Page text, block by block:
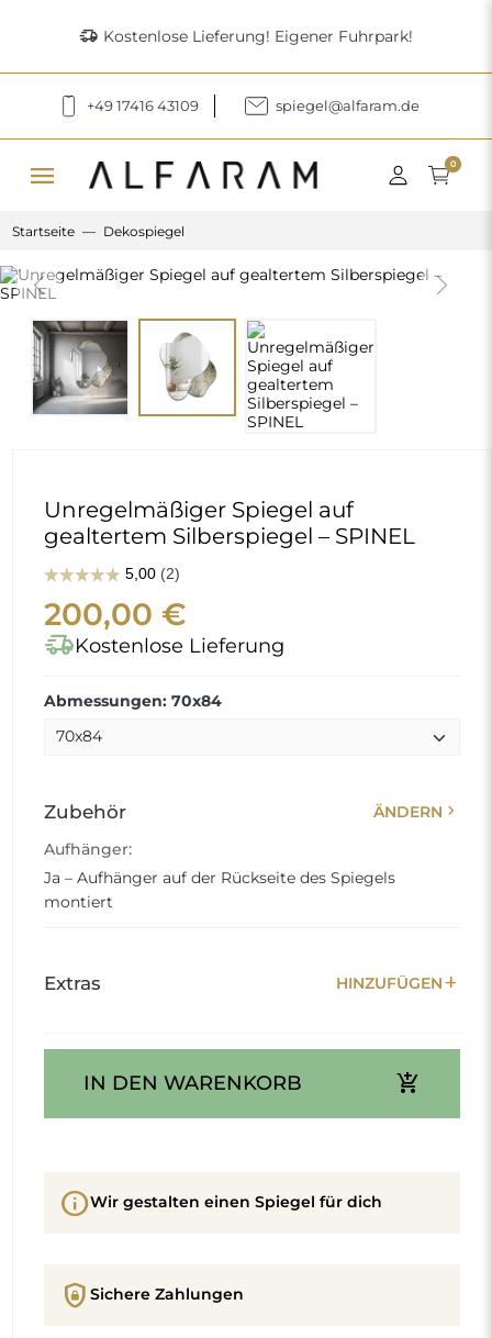
delivery_truck_speed Kostenlose Lieferung! Eigener Fuhrpark!
+49 17416 43109 spiegel@alfaram.de
menu 0
Startseite Dekospiegel
Previous Next
Unregelmäßiger Spiegel auf
gealtertem Silberspiegel – SPINEL
200,00 €
delivery_truck_speedKostenlose Lieferung
Abmessungen: 70x84
Zubehör ÄNDERN chevron_right
Aufhänger:
Ja – Aufhänger auf der Rückseite des Spiegels
montiert
Extras HINZUFÜGEN add
IN DEN WARENKORB add_shopping_cart
infoWir gestalten einen Spiegel für dich
shield_lock Sichere Zahlungen